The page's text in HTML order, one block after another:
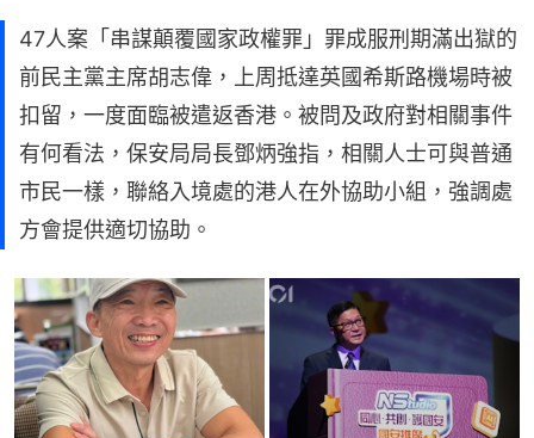
47人案「串謀顛覆國家政權罪」罪成服刑期滿出獄的
前民主黨主席胡志偉，上周抵達英國希斯路機場時被
扣留，一度面臨被遣返香港。被問及政府對相關事件
有何看法，保安局局長鄧炳強指，相關人士可與普通
市民一樣，聯絡入境處的港人在外協助小組，強調處
方會提供適切協助。